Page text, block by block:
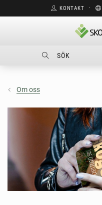
KONTAKT ⋅
SÖK
Om oss